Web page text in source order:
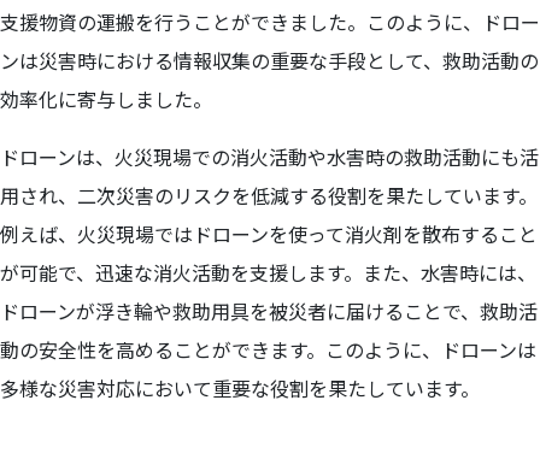
支援物資の運搬を行うことができました。このように、ドロー
ンは災害時における情報収集の重要な手段として、救助活動の
効率化に寄与しました。
ドローンは、火災現場での消火活動や水害時の救助活動にも活
用され、二次災害のリスクを低減する役割を果たしています。
例えば、火災現場ではドローンを使って消火剤を散布すること
が可能で、迅速な消火活動を支援します。また、水害時には、
ドローンが浮き輪や救助用具を被災者に届けることで、救助活
動の安全性を高めることができます。このように、ドローンは
多様な災害対応において重要な役割を果たしています。